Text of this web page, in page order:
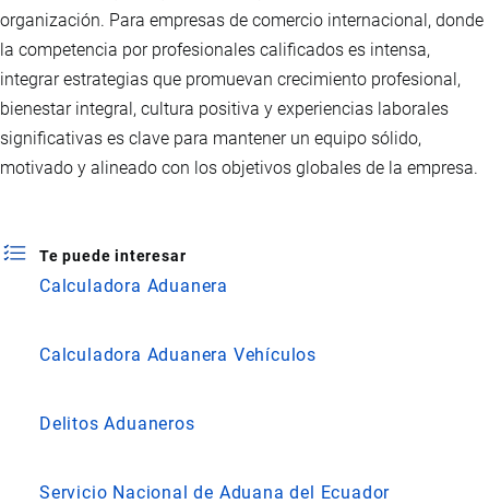
organización. Para empresas de comercio internacional, donde
la competencia por profesionales calificados es intensa,
integrar estrategias que promuevan crecimiento profesional,
bienestar integral, cultura positiva y experiencias laborales
significativas es clave para mantener un equipo sólido,
motivado y alineado con los objetivos globales de la empresa.
Te puede interesar
Calculadora Aduanera
Calculadora Aduanera Vehículos
Delitos Aduaneros
Servicio Nacional de Aduana del Ecuador